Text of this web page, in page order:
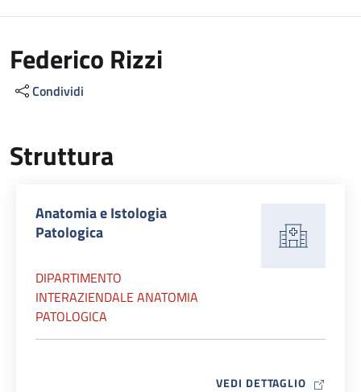
Federico Rizzi
Condividi
Struttura
Anatomia e Istologia
Patologica
DIPARTIMENTO
INTERAZIENDALE ANATOMIA
PATOLOGICA
VEDI DETTAGLIO MAP ICON